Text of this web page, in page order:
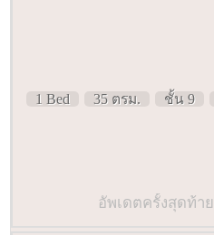
1 Bed 35 ตรม. ชั้น 9
อัพเดตครั้งสุดท้า